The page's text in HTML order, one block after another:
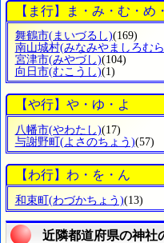
【ま行】ま・み・む・め
舞鶴市(まいづるし)(169)
南山城村(みなみやましろむ
宮津市(みやづし)(104)
向日市(むこうし)(1)
【や行】や・ゆ・よ
八幡市(やわたし)(17)
与謝野町 (よさのちょう)
【わ行】わ・を・ん
和束町(わづかちょう)(13)
近隣都道府県の神社